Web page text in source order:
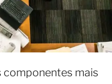
componentes mais